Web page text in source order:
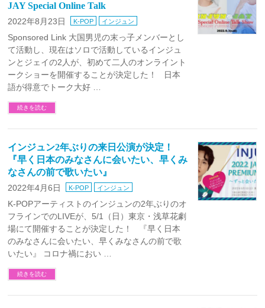
JAY Special Online Talk
2022年8月23日 K-POP インジュン
Sponsored Link 大国男児の末っ子メンバーとし
て活動し、現在はソロで活動しているインジュ
ンとジェイの2人が、初めて二人のオンライント
ークショーを開催することが決定した！ 日本
語が得意でトーク大好 …
続きを読む
インジュン2年ぶりの来日公演が決定！
『早く日本のみなさんに会いたい、早くみ
なさんの前で歌いたい』
2022年4月6日 K-POP インジュン
K-POPアーティストのインジュンの2年ぶりのオ
フラインでのLIVEが、5/1（日）東京・浅草花劇
場にて開催することが決定した！ 『早く日本
のみなさんに会いたい、早くみなさんの前で歌
いたい』 コロナ禍におい …
続きを読む